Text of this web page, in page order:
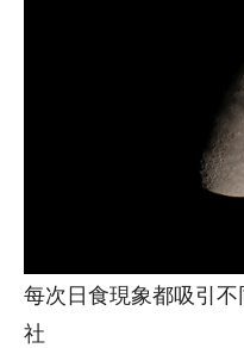
每次日食現象都吸引
社